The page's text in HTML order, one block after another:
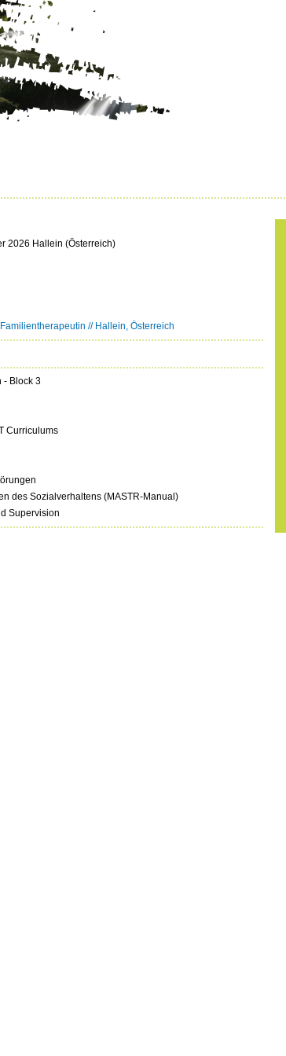
2026 Hallein (Österreich)
// Hallein, Österreich
- Block 3
Curriculums
des Sozialverhaltens (MASTR-Manual)
Supervision